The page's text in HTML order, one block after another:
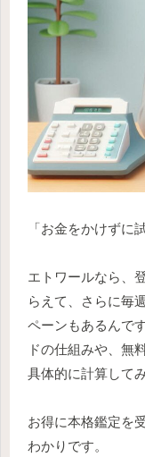
「お金をかけずに
エトワールなら、
らえて、さらに毎
ペーンもあるんで
ドの仕組みや、無
具体的に計算して
お得に本格鑑定を
わかりです。